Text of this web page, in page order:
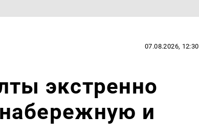
07.08.2026, 12:30
экстренно
и